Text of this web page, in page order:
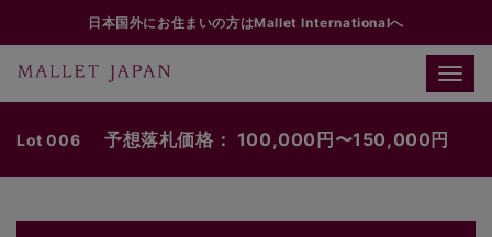
日本国外にお住まいの方はMallet Internationalへ
Toggle
Lot 006 予想落札価格： 100,000円〜150,000円